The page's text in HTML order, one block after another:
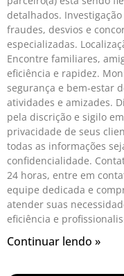
detalhados.
fraudes, desvios e
especializadas.
Encontre familiares,
eficiência e rapidez.
segurança e bem-estar
atividades e amizades.
pela discrição e sigilo
privacidade de seus
todas as informações
confidencialidade.
24 horas, entre em
equipe dedicada e
atender suas
eficiência e
Continuar lendo »